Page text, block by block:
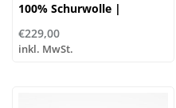
100% Schurwolle |
...verschiedene Größen
€229,00
inkl. MwSt.